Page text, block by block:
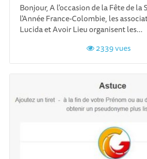
Bonjour, A l'occasion de la Fête de la
l'Année France-Colombie, les
Lucida et Avoir Lieu organisent les...
2339 vues